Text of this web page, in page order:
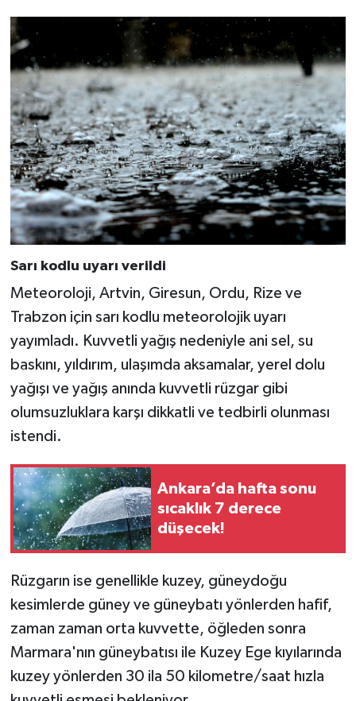
Sarı kodlu uyarı verildi
Meteoroloji, Artvin, Giresun, Ordu, Rize ve
Trabzon için sarı kodlu meteorolojik uyarı
yayımladı. Kuvvetli yağış nedeniyle ani sel, su
baskını, yıldırım, ulaşımda aksamalar, yerel dolu
yağışı ve yağış anında kuvvetli rüzgar gibi
olumsuzluklara karşı dikkatli ve tedbirli olunması
istendi.
Ankara’da hafta sonu
sıcaklık 7 derece
düşecek!
Rüzgarın ise genellikle kuzey, güneydoğu
kesimlerde güney ve güneybatı yönlerden hafif,
zaman zaman orta kuvvette, öğleden sonra
Marmara'nın güneybatısı ile Kuzey Ege kıyılarında
kuzey yönlerden 30 ila 50 kilometre/saat hızla